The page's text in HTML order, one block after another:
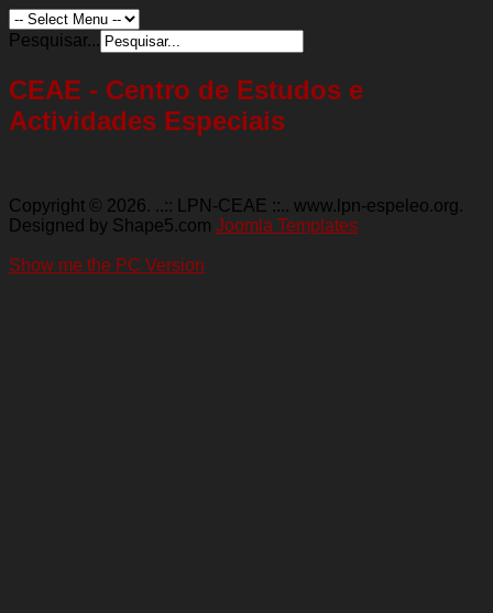
Pesquisar...
CEAE - Centro de Estudos e
Actividades Especiais
Copyright © 2026. ..:: LPN-CEAE ::.. www.lpn-espeleo.org.
Designed by Shape5.com Joomla Templates
Show me the PC Version